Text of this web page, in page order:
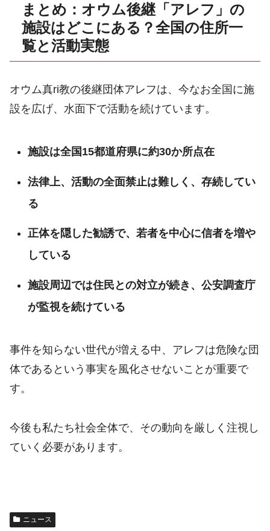
まとめ：オウム後継「アレフ」の
施設はどこにある？全国の住所一
覧と活動実態
オウム真ri教の後継団体アレフは、今なお全国に施
設を広げ、水面下で活動を続けています。
施設は全国15都道府県に約30か所点在
法律上、活動の全面禁止は難しく、存続してい
る
正体を隠した勧誘で、若者を中心に信者を増や
している
施設周辺では住民との対立が続き、公安調査庁
が監視を続けている
事件を知らない世代が増える中、アレフは危険な団
体であるという事実を風化させないことが重要で
す。
今後も私たち社会全体で、その動向を厳しく注視し
ていく必要があります。
ニュース